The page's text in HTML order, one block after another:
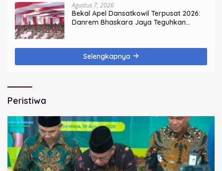
Agustus 7, 2026
Bekal Apel Dansatkowil Terpusat 2026:
Danrem Bhaskara Jaya Teguhkan
Selengkapnya
Peristiwa